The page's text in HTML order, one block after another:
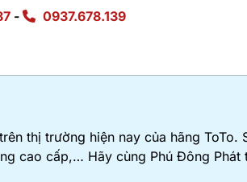
- 0937.678.139
thị trường hiện nay của hãng ToTo.
cao cấp,… Hãy cùng Phú Đông Phát